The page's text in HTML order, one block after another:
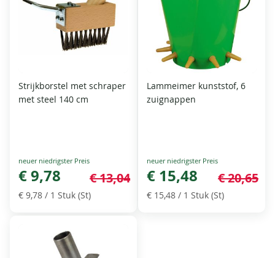
Strijkborstel met schraper
met steel 140 cm
Special
Price
€ 9,78 € 13,04
€ 9,78 / 1 Stuk (St)
Lammeimer kunststof, 6
zuignappen
Special
Price
€ 15,48 € 20,65
€ 15,48 / 1 Stuk (St)